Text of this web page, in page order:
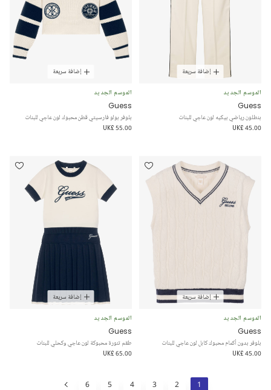
إضافة سريعة
الموسم الجديد
Guess
بنطلون رياضي بيكيه لون عاجي للبنات
UK£ 45.00
إضافة سريعة
الموسم الجديد
Guess
بلوفر بولو فارسيتي قطن محبوك لون عاجي للبنات
UK£ 55.00
إضافة سريعة
الموسم الجديد
Guess
بلوفر بدون أكمام محبوك كابل لون عاجي للبنات
UK£ 45.00
إضافة سريعة
الموسم الجديد
Guess
طقم تنورة محبوكة لون عاجي وكحلي للبنات
UK£ 65.00
1
2
3
4
5
6